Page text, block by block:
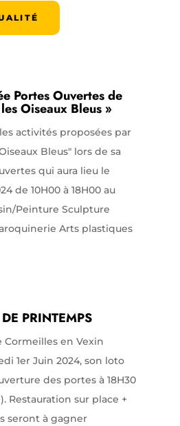
Portes Ouvertes de
Oiseaux Bleus »
activités proposées par
Bleus" lors de sa
qui aura lieu le
de 10H00 à 18H00 au
Peinture Sculpture
Arts plastiques
PRINTEMPS
Cormeilles en Vexin
1er Juin 2024, son loto
des portes à 18H30
Restauration sur place +
seront à gagner